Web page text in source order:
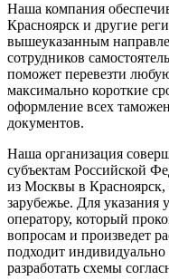
Наша компания
Красноярск и другие
вышеуказанным
сотрудников
поможет перевезти
максимально короткие
оформление всех
документов.
Наша организация
субъектам Российской
из Москвы в Красноярск,
зарубежье. Для указания
оператору, который
вопросам и произведет
подходит индивидуально
разработать схемы